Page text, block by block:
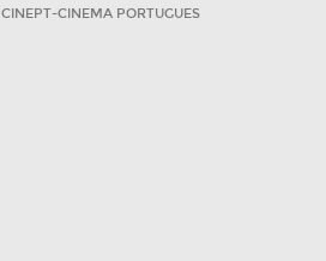
CINEPT-CINEMA PORTUGUES